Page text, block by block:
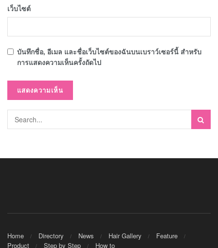
เว็บไซต์
บันทึกชื่อ, อีเมล และชื่อเว็บไซต์ของฉันบนเบราว์เซอร์นี้ สำหรับ
การแสดงความเห็นครั้งถัดไป
Home Directory News Hair Gallery
Feature
Product
Step by Step How to